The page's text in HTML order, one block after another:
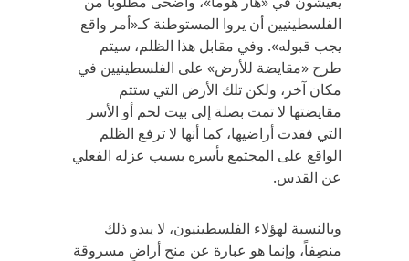
الفلسطينيين أن يروا المستوطنة كـ«أمر واقع
يجب قبوله». وفي مقابل هذا الظلم، سيتم
طرح «مقايضة للأرض» على الفلسطينيين في
مكان آخر، ولكن تلك الأرض التي ستتم
مقايضتها لا تمت بصلة إلى بيت لحم أو الأسر
التي فقدت أراضيها، كما أنها لا ترفع الظلم
الواقع على المجتمع بأسره بسبب عزله الفعلي
عن القدس.
وبالنسبة لهؤلاء الفلسطينيون، لا يبدو ذلك
منصِفاً، وإنما هو عبارة عن منح أراضٍ مسروقة